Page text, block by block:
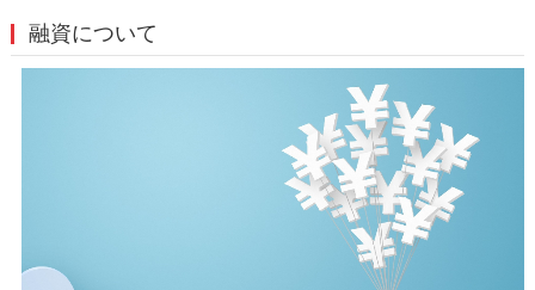
融資について